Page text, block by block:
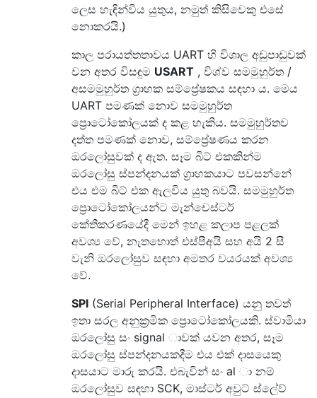
ලෙස හැඳින්විය යුතුය, නමුත් කිසිවෙකු එසේ
නොකරයි.)
කාල පරායත්තතාවය UART හි විශාල අඩුපාඩුවක්
වන අතර විසඳුම USART , විශ්ව සමමුහුර්ත /
අසමමුහුර්ත ග්‍රාහක සම්ප්‍රේෂකය සඳහා ය. මෙය
UART පමණක් නොව සමමුහුර්ත
ප්‍රොටෝකෝලයක් ද කළ හැකිය. සමමුහුර්තව
දත්ත පමණක් නොව, සම්ප්‍රේෂණය කරන
ඔරලෝසුවක් ද ඇත. සෑම බිට් එකකින්ම
ඔරලෝසු ස්පන්දනයක් ග්‍රාහකයාට පවසන්නේ
එය එම බිට් එක ඇලවිය යුතු බවයි. සමමුහුර්ත
ප්‍රොටෝකෝලයන්ට මැන්චෙස්ටර්
කේතීකරණයේදී මෙන් ඉහළ කලාප පළලක්
අවශ්‍ය වේ, නැතහොත් එස්පීඅයි සහ අයි 2 සී
වැනි ඔරලෝසුව සඳහා අමතර වයරයක් අවශ්‍ය
වේ.
SPI (Serial Peripheral Interface) යනු තවත්
ඉතා සරල අනුක්‍රමික ප්‍රොටෝකෝලයකි. ස්වාමියා
ඔරලෝසු සං signal ාවක් යවන අතර, සෑම
ඔරලෝසු ස්පන්දනයකදීම එය එක් දාසයෙකු
දාසයාට මාරු කරයි. එබැවින් සං al ා නම්
ඔරලෝසුව සඳහා SCK, මාස්ටර් අවුට් ස්ලේව්